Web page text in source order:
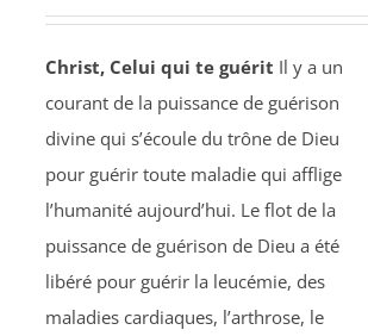
Christ, Celui qui te guérit Il y a un
courant de la puissance de guérison
divine qui s’écoule du trône de Dieu
pour guérir toute maladie qui afflige
l’humanité aujourd’hui. Le flot de la
puissance de guérison de Dieu a été
libéré pour guérir la leucémie, des
maladies cardiaques, l’arthrose, le